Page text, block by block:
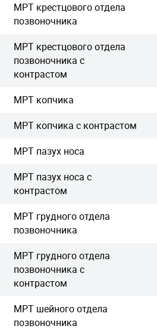
МРТ крестцового отдела
позвоночника
МРТ крестцового отдела
позвоночника с
контрастом
МРТ копчика
МРТ копчика с контрастом
МРТ пазух носа
МРТ пазух носа с
контрастом
МРТ грудного отдела
позвоночника
МРТ грудного отдела
позвоночника с
контрастом
МРТ шейного отдела
позвоночника